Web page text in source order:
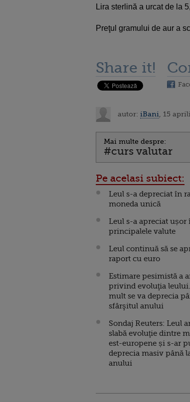
Lira sterlină a urcat de la
Preţul gramului de aur a
Share it!
autor: iBani , 15
Mai multe despre:
#curs valutar
Pe acelasi subiect:
Leul s-a depreciat în
moneda unică
Leul s-a apreciat
principalele valute
Leul continuă să se
raport cu euro
Estimare pesimistă a
privind evoluţia
mult se va deprecia
sfârşitul anului
Sondaj Reuters: Leul
slabă evoluţie dintre
est-europene și s-ar
deprecia masiv până
anului